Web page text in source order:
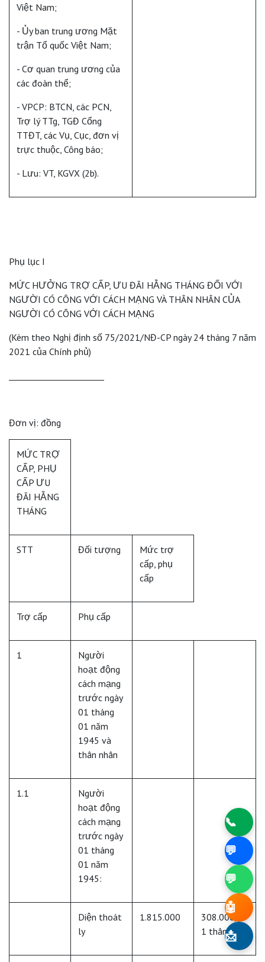
Việt Nam;
- Ủy ban trung ương Mặt
trận Tổ quốc Việt Nam;
- Cơ quan trung ương của
các đoàn thể;
- VPCP: BTCN, các PCN,
Trợ lý TTg, TGĐ Cổng
TTĐT, các Vụ, Cục, đơn vị
trực thuộc, Công báo;
- Lưu: VT, KGVX (2b).
Phụ lục I
MỨC HƯỞNG TRỢ CẤP, ƯU ĐÃI HẰNG THÁNG ĐỐI VỚI
NGƯỜI CÓ CÔNG VỚI CÁCH MẠNG VÀ THÂN NHÂN CỦA
NGƯỜI CÓ CÔNG VỚI CÁCH MẠNG
(Kèm theo Nghị định số 75/2021/NĐ-CP ngày 24 tháng 7 năm
2021 của Chính phủ)
Đơn vị: đồng
MỨC TRỢ
CẤP, PHỤ
CẤP ƯU
ĐÃI HẰNG
THÁNG
STT Đối tượng
Mức trợ
cấp, phụ
cấp
Trợ cấp Phụ cấp
1
Người
hoạt động
cách mạng
trước ngày
01 tháng
01 năm
1945 và
thân nhân
1.1
Người
hoạt động
cách mạng
trước ngày
01 tháng
01 năm
1945:
Diện thoát
ly
1.815.000
308.000/0
1 thâm niên
📞
💬
💬
🤖
📩